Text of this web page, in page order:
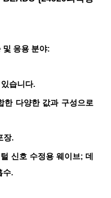
및 응용 분야:
습니다.
한 다양한 값과 구성으로
장.
신호 수정용 웨이브; 데
수.